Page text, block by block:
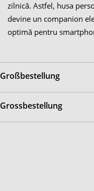
zilnică. Astfel, husa
devine un companion
optimă pentru
Großbestellung
Grossbestellung